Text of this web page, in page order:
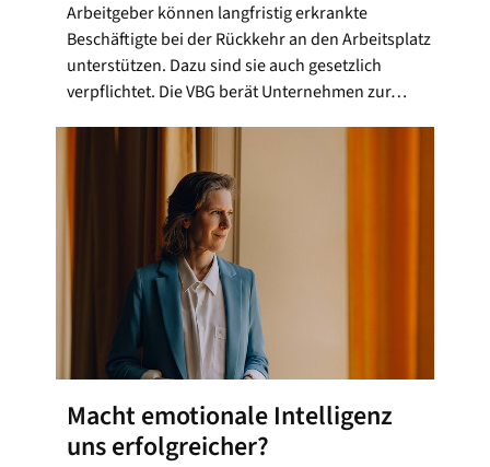
Arbeitgeber können langfristig erkrankte
Beschäftigte bei der Rückkehr an den Arbeitsplatz
unterstützen. Dazu sind sie auch gesetzlich
verpflichtet. Die VBG berät Unternehmen zur…
Macht emotionale Intelligenz
uns erfolgreicher?